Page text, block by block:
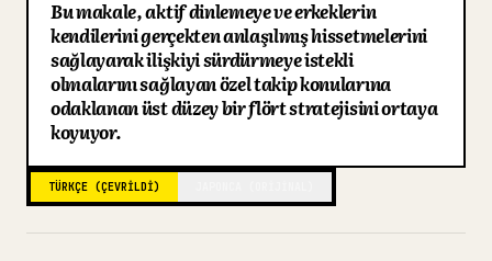
Blog
Güncellemeler
Bu makale, aktif dinlemeye ve erkeklerin
kendilerini gerçekten anlaşılmış hissetmelerini
sağlayarak ilişkiyi sürdürmeye istekli
olmalarını sağlayan özel takip konularına
odaklanan üst düzey bir flört stratejisini ortaya
koyuyor.
TÜRKÇE (ÇEVRILDI)